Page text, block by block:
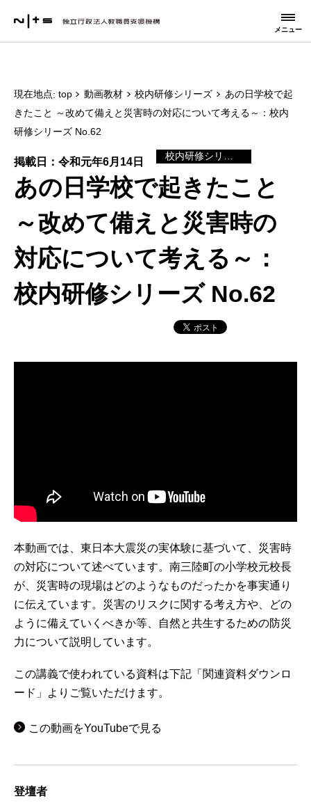
メニュー
現在地点 top 動画教材 校内研修シリーズ
あの日学校で起
きたこと ～改めて備えと災害時の対応について考える～：校内
研修シリーズ No.62
掲載日：令和元年6月14日
あの日学校で起きたこと
～改めて備えと災害時の
対応について考える～：
校内研修シリーズ No.62
本動画では、東日本大震災の実体験に基づいて、災害時
の対応について述べています。南三陸町の小学校元校長
が、災害時の現場はどのようなものだったかを事実通り
に伝えています。災害のリスクに関する考え方や、どの
ように備えていくべきか等、自然と共生するための防災
力について説明しています。
この講義で使われている資料は下記「関連資料ダウンロ
ード」よりご覧いただけます。
この動画をYouTubeで見る
登壇者